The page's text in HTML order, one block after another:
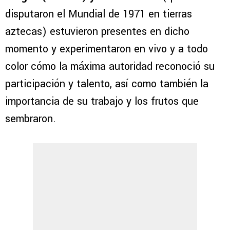
disputaron el Mundial de 1971 en tierras
aztecas) estuvieron presentes en dicho
momento y experimentaron en vivo y a todo
color cómo la máxima autoridad reconoció su
participación y talento, así como también la
importancia de su trabajo y los frutos que
sembraron.